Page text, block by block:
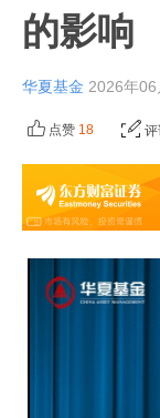
的影响
华夏基金 2026年
点赞 18